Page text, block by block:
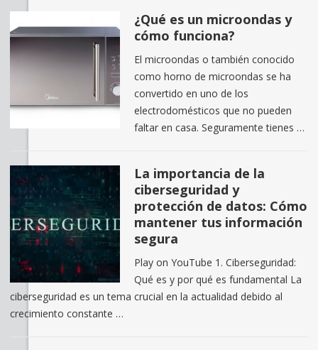
¿Qué es un microondas y
cómo funciona?
El microondas o también conocido
como horno de microondas se ha
convertido en uno de los
electrodomésticos que no pueden
faltar en casa. Seguramente tienes …
La importancia de la
ciberseguridad y
protección de datos: Cómo
mantener tus información
segura
Play on YouTube 1. Ciberseguridad:
Qué es y por qué es fundamental La
ciberseguridad es un tema crucial en la actualidad debido al
crecimiento constante …